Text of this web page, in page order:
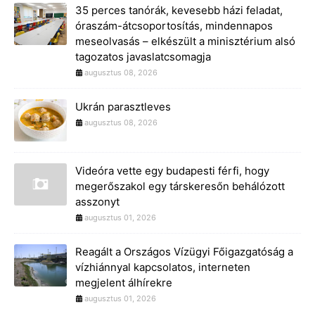
35 perces tanórák, kevesebb házi feladat,
óraszám-átcsoportosítás, mindennapos
meseolvasás – elkészült a minisztérium alsó
tagozatos javaslatcsomagja
augusztus 08, 2026
Ukrán parasztleves
augusztus 08, 2026
Videóra vette egy budapesti férfi, hogy
megerőszakol egy társkeresőn behálózott
asszonyt
augusztus 01, 2026
Reagált a Országos Vízügyi Főigazgatóság a
vízhiánnyal kapcsolatos, interneten
megjelent álhírekre
augusztus 01, 2026